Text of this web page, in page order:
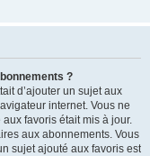
?
d’ajouter un sujet aux
internet. Vous ne
favoris était mis à jour.
aux abonnements. Vous
sujet ajouté aux favoris est